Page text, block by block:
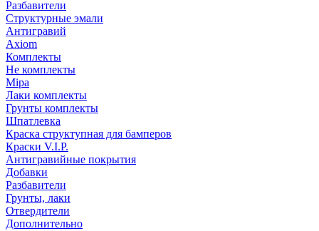
Разбавители
Структурные эмали
Антигравий
Axiom
Комплекты
Не комплекты
Mipa
Лаки комплекты
Грунты комплекты
Шпатлевка
Краска структупная для бамперов
Краски V.I.P.
Антигравийные покрытия
Добавки
Разбавители
Грунты, лаки
Отвердители
Дополнительно